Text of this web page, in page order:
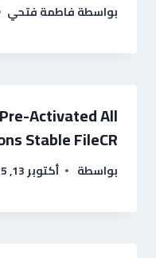
بواسطةفاطمة فتحي
Activated All
Stable FileCR
بواسطة أكتوبر 13, 2025